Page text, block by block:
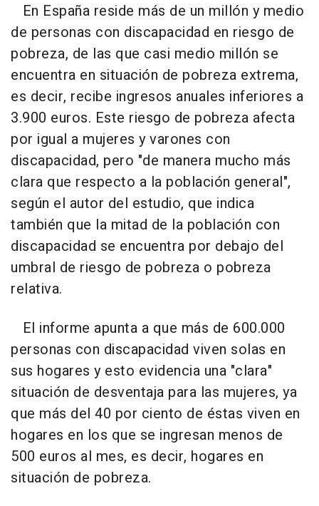
En España reside más de un millón y medio
de personas con discapacidad en riesgo de
pobreza, de las que casi medio millón se
encuentra en situación de pobreza extrema,
es decir, recibe ingresos anuales inferiores a
3.900 euros. Este riesgo de pobreza afecta
por igual a mujeres y varones con
discapacidad, pero "de manera mucho más
clara que respecto a la población general",
según el autor del estudio, que indica
también que la mitad de la población con
discapacidad se encuentra por debajo del
umbral de riesgo de pobreza o pobreza
relativa.
El informe apunta a que más de 600.000
personas con discapacidad viven solas en
sus hogares y esto evidencia una "clara"
situación de desventaja para las mujeres, ya
que más del 40 por ciento de éstas viven en
hogares en los que se ingresan menos de
500 euros al mes, es decir, hogares en
situación de pobreza.